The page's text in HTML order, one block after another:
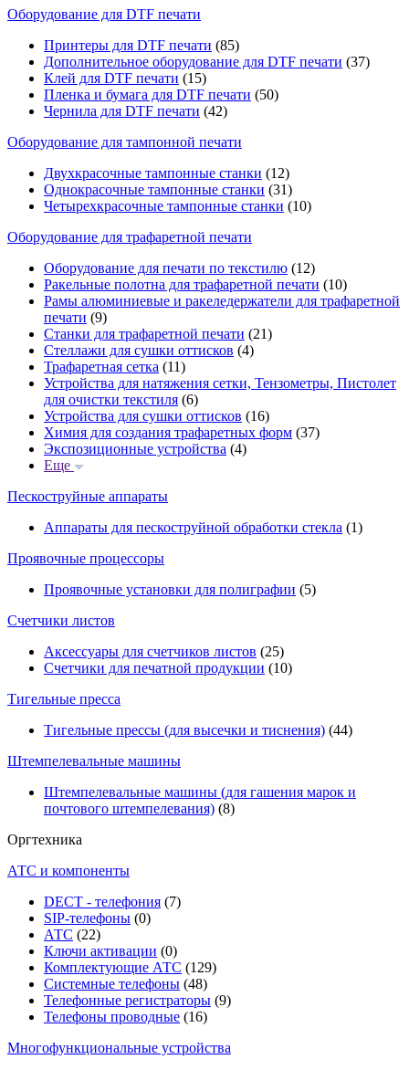
Оборудование для DTF печати
Принтеры для DTF печати (85)
Дополнительное оборудование для DTF печати (37)
Клей для DTF печати (15)
Пленка и бумага для DTF печати (50)
Чернила для DTF печати (42)
Оборудование для тампонной печати
Двухкрасочные тампонные станки (12)
Однокрасочные тампонные станки (31)
Четырехкрасочные тампонные станки (10)
Оборудование для трафаретной печати
Оборудование для печати по текстилю (12)
Ракельные полотна для трафаретной печати (10)
Рамы алюминиевые и ракеледержатели для трафаретной
печати (9)
Станки для трафаретной печати (21)
Стеллажи для сушки оттисков (4)
Трафаретная сетка (11)
Устройства для натяжения сетки, Тензометры, Пистолет
для очистки текстиля (6)
Устройства для сушки оттисков (16)
Химия для создания трафаретных форм (37)
Экспозиционные устройства (4)
Еще
Пескоструйные аппараты
Аппараты для пескоструйной обработки стекла (1)
Проявочные процессоры
Проявочные установки для полиграфии (5)
Счетчики листов
Аксессуары для счетчиков листов (25)
Счетчики для печатной продукции (10)
Тигельные пресса
Тигельные прессы (для высечки и тиснения) (44)
Штемпелевальные машины
Штемпелевальные машины (для гашения марок и
почтового штемпелевания) (8)
Оргтехника
АТС и компоненты
DECT - телефония (7)
SIP-телефоны (0)
АТС (22)
Ключи активации (0)
Комплектующие АТС (129)
Системные телефоны (48)
Телефонные регистраторы (9)
Телефоны проводные (16)
Многофункциональные устройства